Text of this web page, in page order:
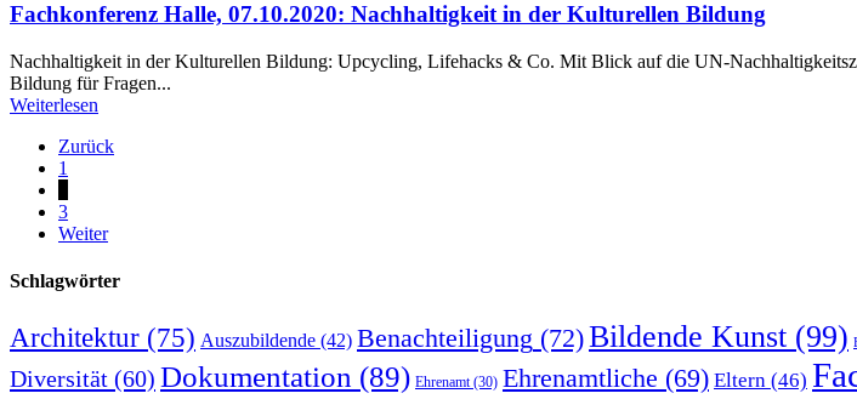
Fachkonferenz Halle, 07.10.2020: Nachhaltigkeit in der Kulturellen Bildung
Nachhaltigkeit in der Kulturellen Bildung: Upcycling, Lifehacks & Co. Mit Blick auf die UN-
Bildung für Fragen...
Weiterlesen
Zurück
1
3
Weiter
Schlagwörter
Architektur (75) Auszubildende (42) Benachteiligung (72)Bildende Kunst (99)
Diversität (60) Dokumentation (89) Ehrenamt(30) Ehrenamtliche (69) Eltern (46)